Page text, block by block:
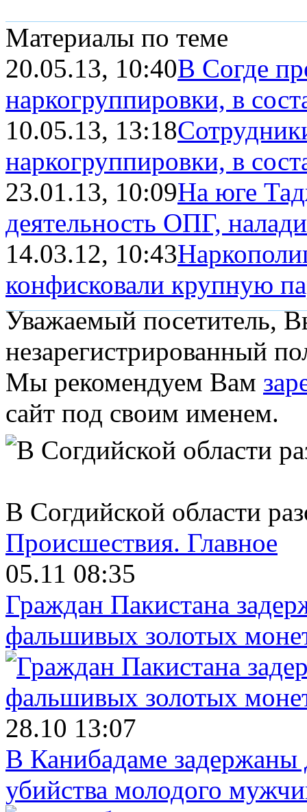
Материалы по теме
20.05.13, 10:40В Согде
наркогруппировки, в
10.05.13, 13:18
наркогруппировки, в
23.01.13, 10:09На юге
деятельность ОПГ,
14.03.12, 10:43
конфисковали крупную
Уважаемый посетитель,
незарегистрированный
Мы рекомендуем Вам
сайт под своим именем.
В Согдийской области
Происшествия. Главное
05.11 08:35
Граждан Пакистана
фальшивых золотых
28.10 13:07
В Канибадаме задержаны
убийства молодого